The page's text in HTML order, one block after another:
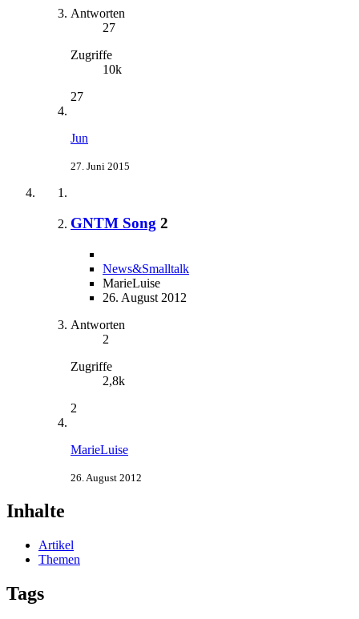
Antworten
27
Zugriffe
10k
27
Jun
27. Juni 2015
GNTM Song 2
News&Smalltalk
MarieLuise
26. August 2012
Antworten
2
Zugriffe
2,8k
2
MarieLuise
26. August 2012
Inhalte
Artikel
Themen
Tags